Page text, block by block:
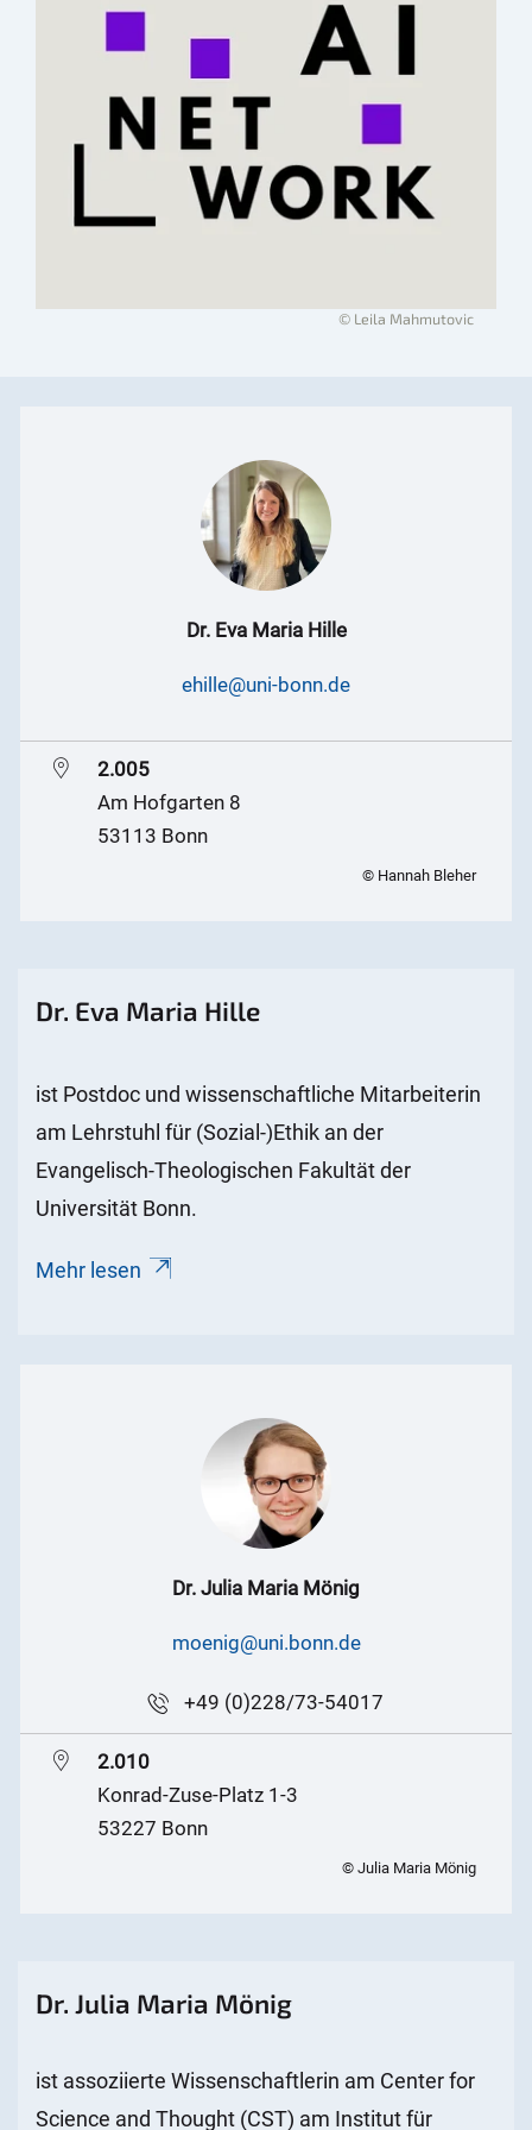
© Leila Mahmutovic
Dr. Eva Maria Hille
ehille@uni-bonn.de
2.005
Am Hofgarten 8
53113 Bonn
© Hannah Bleher
Dr. Eva Maria Hille
ist Postdoc und wissenschaftliche Mitarbeiterin
am Lehrstuhl für (Sozial-)Ethik an der
Evangelisch-Theologischen Fakultät der
Universität Bonn.
Mehr lesen
Dr. Julia Maria Mönig
moenig@uni.bonn.de
+49 (0)228/73-54017
2.010
Konrad-Zuse-Platz 1-3
53227 Bonn
© Julia Maria Mönig
Dr. Julia Maria Mönig
ist assoziierte Wissenschaftlerin am Center for
Science and Thought (CST) am Institut für